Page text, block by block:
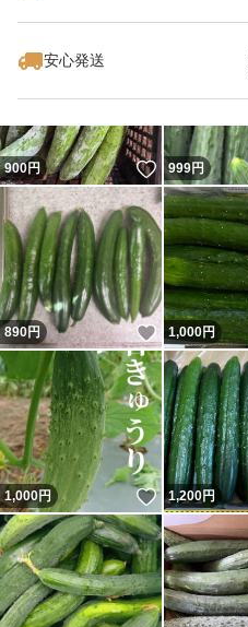
安心発送
900円 いいね！
999円
890円 いいね！
1,000円
1,000円 いいね！
1,200円